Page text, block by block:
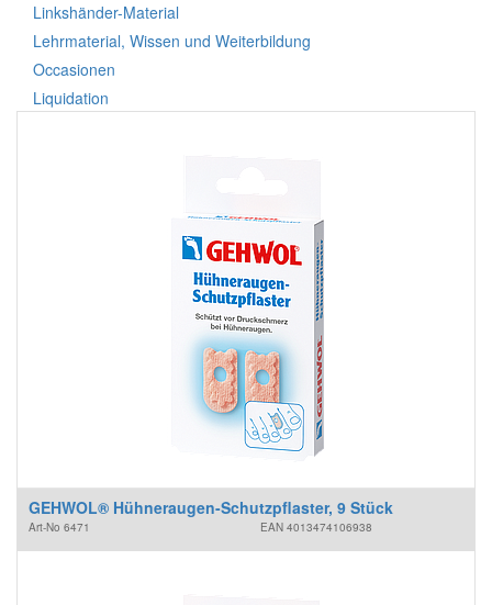
Linkshänder-Material
Lehrmaterial, Wissen und Weiterbildung
Occasionen
Liquidation
GEHWOL® Hühneraugen-Schutzpflaster, 9 Stück
Art-No 6471 EAN 4013474106938